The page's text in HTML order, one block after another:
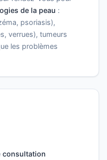
de la peau :
psoriasis),
verrues), tumeurs
les problèmes
consultation